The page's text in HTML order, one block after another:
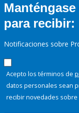
para recibir:
Notificaciones sobre
Acepto los términos de
datos personales sean
recibir novedades